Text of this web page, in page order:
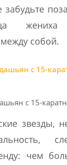
собой.
с 15-
звезды,
чем